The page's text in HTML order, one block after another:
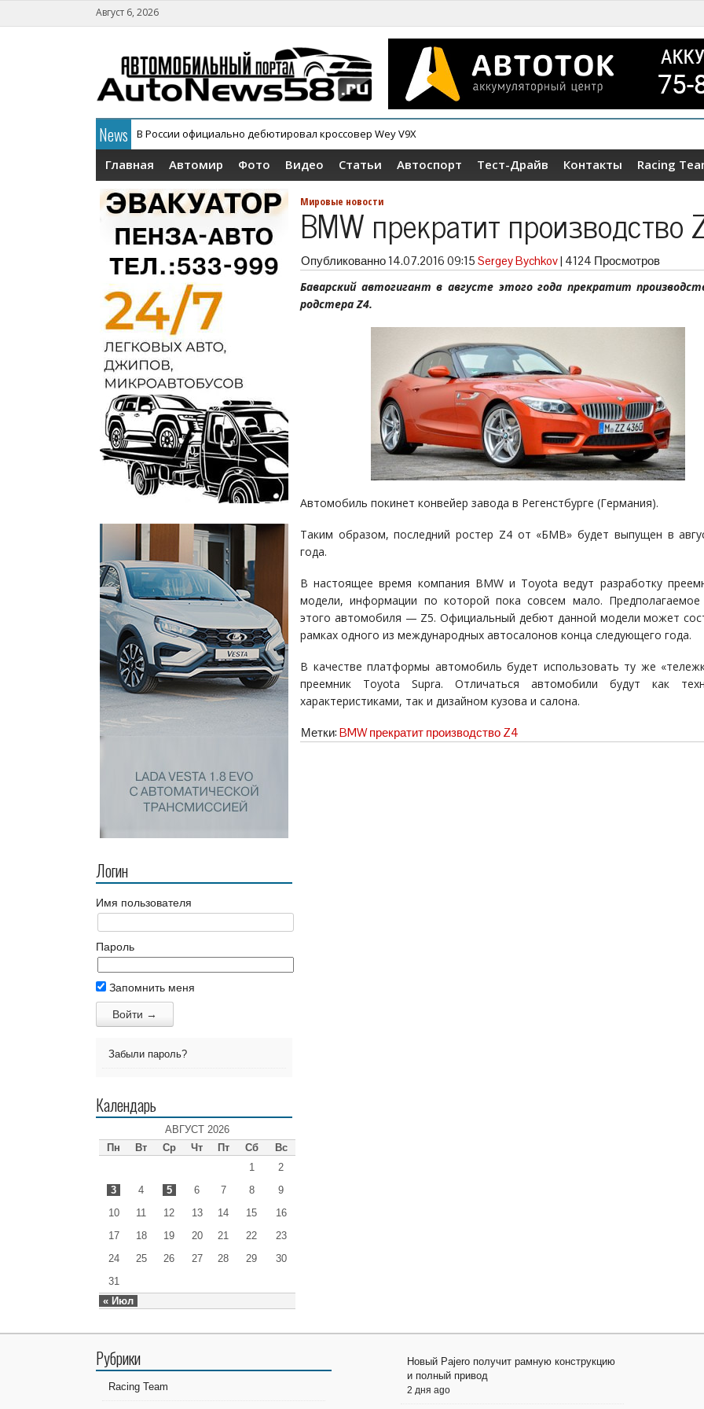
Август 6, 2026
News В России официально дебютировал кроссовер Wey V9X
Главная Автомир Фото Видео Статьи Автоспорт Тест-Драйв Контакты Racing
Логин
Имя пользователя
Пароль
Запомнить меня
Забыли пароль?
Календарь
АВГУСТ 2026
Пн
Вт Ср Чт Пт Сб Вс
« Июл
1
2
3
4 5 6 7 8
9
10
11 12 13 14 15
16
17
18 19 20 21 22
23
24
25 26 27 28 29
30
31
Мировые новости
BMW прекратит производство
Опубликованно 14.07.2016 09:15 Sergey Bychkov| 4124 Просмотров
Баварский автогигант в августе этого года прекратит
родстера Z4.
Автомобиль покинет конвейер завода в Регенстбурге (Германия).
Таким образом, последний ростер Z4 от «БМВ» будет выпущен в
года.
В настоящее время компания BMW и Toyota ведут разработку
модели, информации по которой пока совсем мало. Предполагаемое
этого автомобиля — Z5. Официальный дебют данной модели может
рамках одного из международных автосалонов конца следующего года.
В качестве платформы автомобиль будет использовать ту же
преемник Toyota Supra. Отличаться автомобили будут как
характеристиками, так и дизайном кузова и салона.
Метки: BMW прекратит производство Z4
Рубрики
Racing Team
Новый Pajero получит рамную конструкцию
и полный привод
2 дня ago